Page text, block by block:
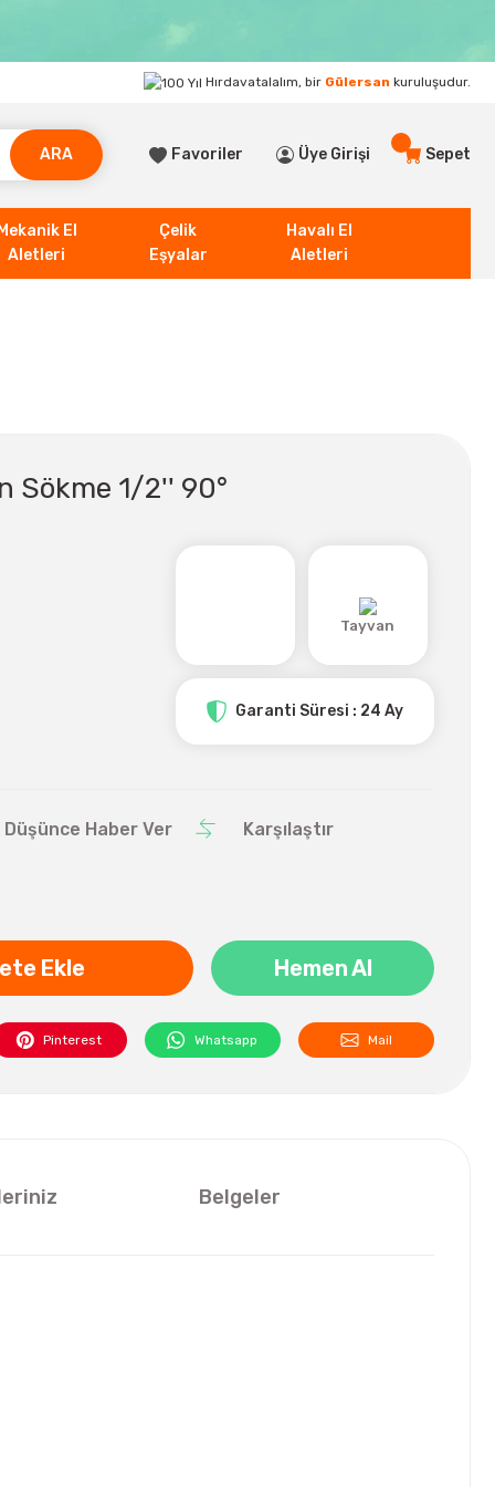
Hırdavatalalım, bir Gülersan kuruluşudur.
ARA Favoriler Üye Girişi Sepet
Mekanik El
Aletleri
Çelik
Eşyalar
Havalı El
Aletleri
Sökme 1/2'' 90°
Tayvan
Garanti Süresi : 24 Ay
Düşünce Haber Ver Karşılaştır
Ekle Hemen Al
Pinterest Whatsapp Mail
Belgeler